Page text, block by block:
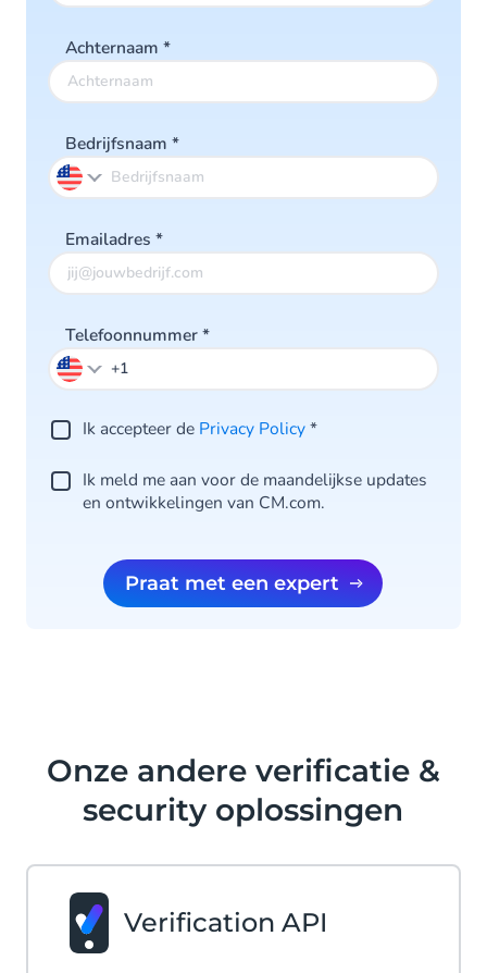
Achternaam *
Bedrijfsnaam *
Emailadres *
Telefoonnummer*
Ik accepteer de Privacy Policy*
Ik meld me aan voor de maandelijkse updates
en ontwikkelingen van CM.com.
Praat met een expert
Onze andere verificatie &
security oplossingen
Verification API